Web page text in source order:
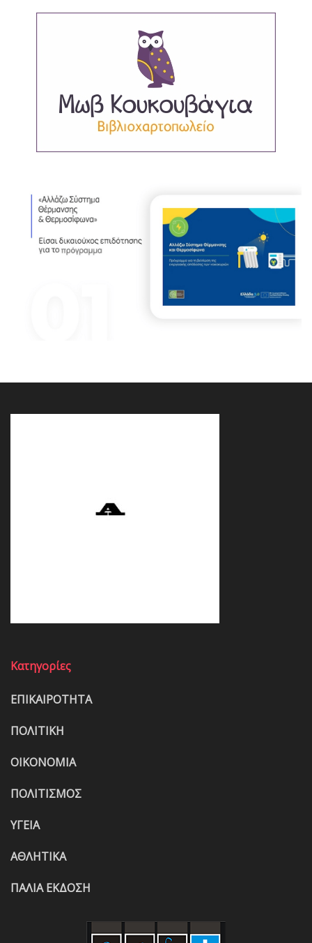
Κατηγορίες
ΕΠΙΚΑΙΡΟΤΗΤΑ
ΠΟΛΙΤΙΚΗ
ΟΙΚΟΝΟΜΙΑ
ΠΟΛΙΤΙΣΜΟΣ
ΥΓΕΙΑ
ΑΘΛΗΤΙΚΑ
ΠΑΛΙΑ ΕΚΔΟΣΗ